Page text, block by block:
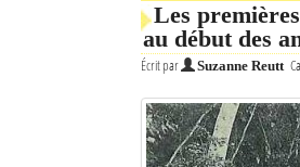
Identifiant oublié ?
Mot de passe oublié ?
Les
au début des
Écrit par Suzanne Reutt